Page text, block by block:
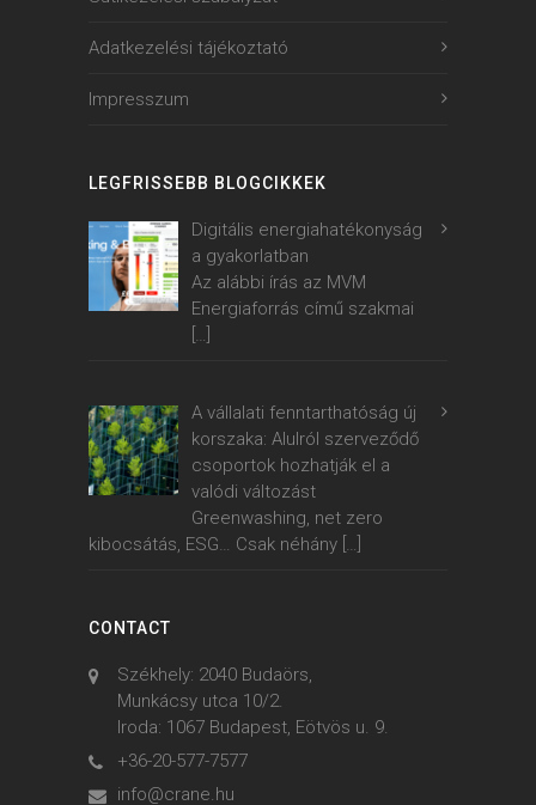
Adatkezelési tájékoztató
Impresszum
LEGFRISSEBB BLOGCIKKEK
Digitális energiahatékonyság
a gyakorlatban
Az alábbi írás az MVM
Energiaforrás című szakmai
A vállalati fenntarthatóság új
korszaka: Alulról szerveződő
csoportok hozhatják el a
valódi változást
Greenwashing, net zero
kibocsátás, ESG… Csak néhány […]
CONTACT
Székhely: 2040 Budaörs,
Munkácsy utca 10/2.
Iroda: 1067 Budapest, Eötvös u. 9.
+36-20-577-7577
info@crane.hu